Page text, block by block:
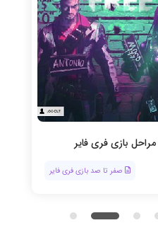
بازی فری فایر
صفر تا صد بازی فری فایر